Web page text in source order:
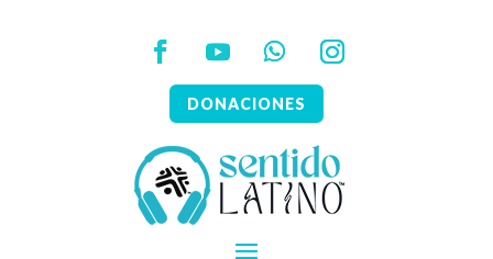
DONACIONES